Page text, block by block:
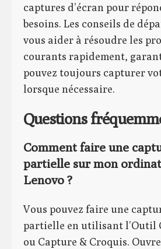
captures d’écran pour
besoins. Les conseils de
vous aider à résoudre les
courants rapidement,
pouvez toujours capturer
lorsque nécessaire.
Questions
Comment faire une
partielle sur mon
Lenovo ?
Vous pouvez faire une
partielle en utilisant l’Outil
ou Capture & Croquis.